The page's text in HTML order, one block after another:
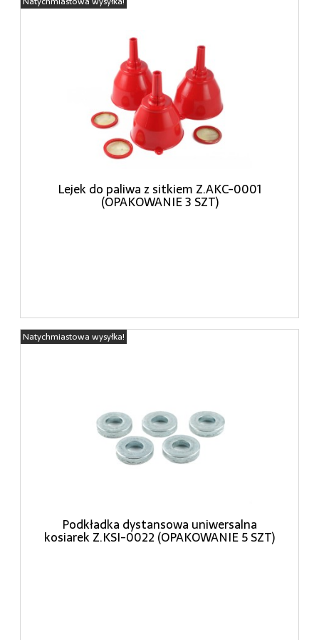
Lejek do paliwa z sitkiem Z.AKC-0001
(OPAKOWANIE 3 SZT)
Podkładka dystansowa uniwersalna
kosiarek Z.KSI-0022 (OPAKOWANIE 5 SZT)
Natychmiastowa wysyłka!